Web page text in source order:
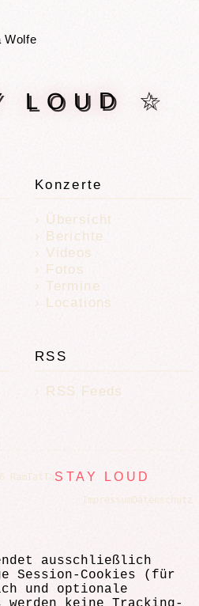
Wolfe
LOUD ☆
Konzerte
Übersicht
Berichte
Videos
Fotos
Termine
Locations
RSS
RSS Feeds
RamTatTaSTAY LOUD
Impressum Datenschutz
ausschließlich
Session-Cookies (für
und optionale